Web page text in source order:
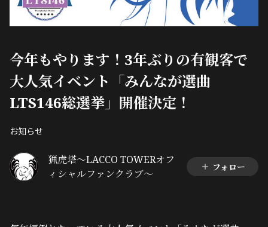
今年もやります！3年ぶりの有観客で
大人気イベント「みんなが選曲
LTS146総選挙」開催決定！
お知らせ
猟虎塔～LACCO TOWERオフ
ィシャルファンクラブ～
フォロー